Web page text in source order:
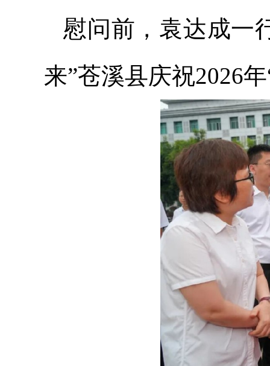
慰问前，袁达成一
来”苍溪县庆祝2026